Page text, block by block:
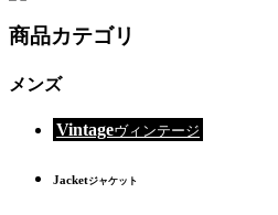
商品カテゴリ
メンズ
Vintageヴィンテージ
Jacketジャケット